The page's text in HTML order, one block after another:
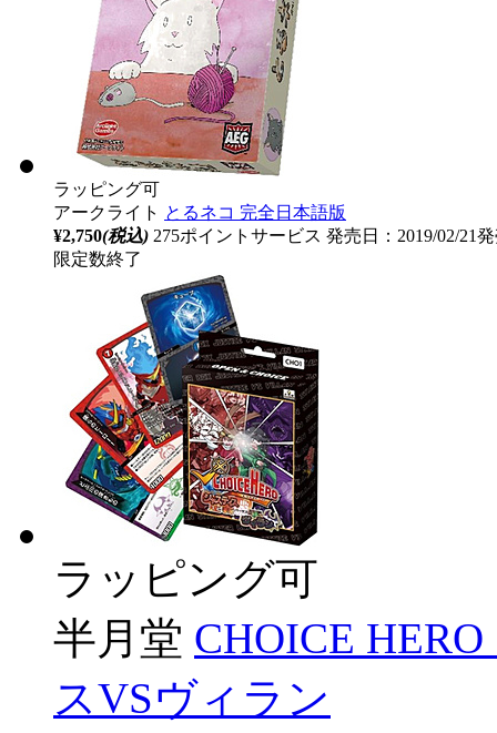
ラッピング可
アークライト とるネコ 完全日本語版
¥2,750(税込) 275ポイントサービス 発売日：2019/02/21
限定数終了
ラッピング可
半月堂 CHOICE
スVSヴィラン